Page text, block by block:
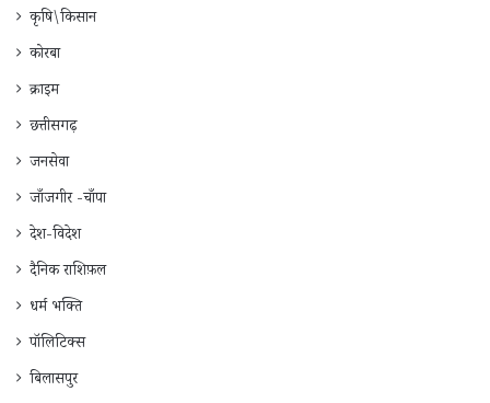
कृषि\किसान
कोरबा
क्राइम
छत्तीसगढ़
जनसेवा
जाँजगीर -चाँपा
देश-विदेश
दैनिक राशिफ़ल
धर्म भक्ति
पॉलिटिक्स
बिलासपुर